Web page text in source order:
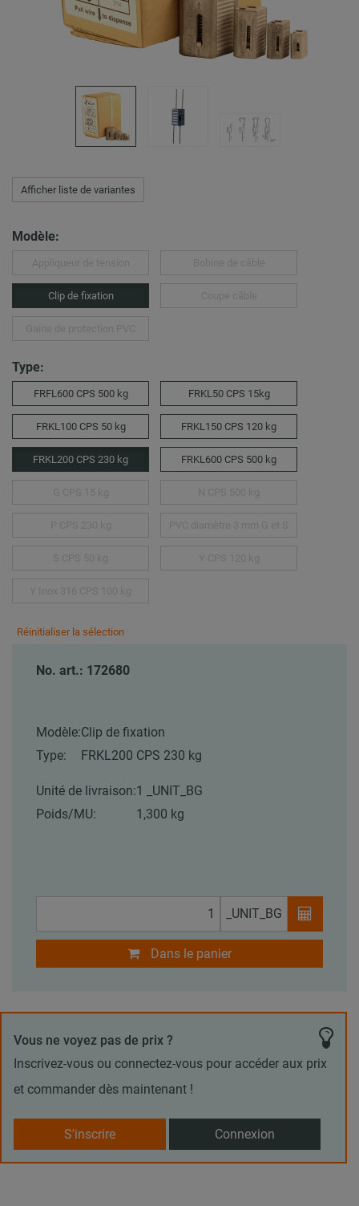
Afficher liste de variantes
Modèle:
Clip de fixation
Type:
FRFL600 CPS 500 kg FRKL50 CPS 15kg
FRKL100 CPS 50 kg FRKL150 CPS 120 kg
FRKL200 CPS 230 kg FRKL600 CPS 500 kg
Réinitialiser la sélection
No. art.: 172680
Modèle:Clip de fixation
Type:
FRKL200 CPS 230 kg
Unité de livraison:1 _UNIT_BG
Poids/MU:
1,300 kg
_UNIT_BG
Dans le panier
Vous ne voyez pas de prix ?
Inscrivez-vous ou connectez-vous pour accéder aux prix
et commander dès maintenant !
S'inscrire Connexion